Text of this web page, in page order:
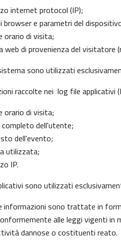
internet protocol (IP);
browser e parametri del
orario di visita;
web di provenienza del visitatore
sono utilizzati
raccolte nei log file applicativi
orario di visita;
completo dell'utente;
dell'evento;
utilizzata;
IP.
sono utilizzati
informazioni sono trattate in
alle leggi vigenti in
dannose o costituenti reato.